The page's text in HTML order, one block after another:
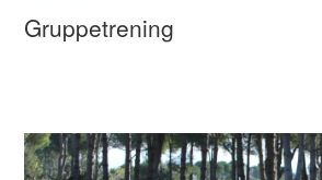
Gruppetrening